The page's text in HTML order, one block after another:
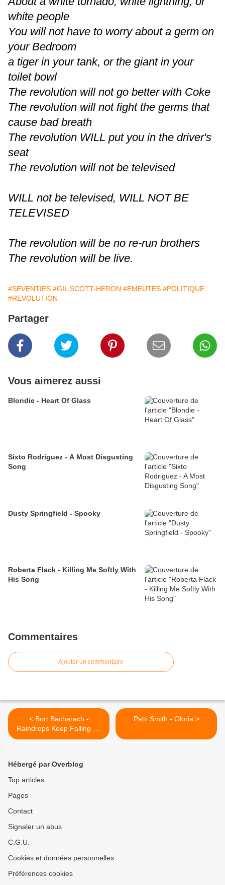
white people
You will not have to worry about a germ on
your Bedroom
a tiger in your tank, or the giant in your
toilet bowl
The revolution will not go better with Coke
The revolution will not fight the germs that
cause bad breath
The revolution WILL put you in the driver's
seat
The revolution will not be televised
WILL not be televised, WILL NOT BE
TELEVISED
The revolution will be no re-run brothers
The revolution will be live.
#SEVENTIES #GIL SCOTT-HERON #EMEUTES #POLITIQUE
#REVOLUTION
Partager
Vous aimerez aussi
Blondie - Heart Of Glass
Sixto Rodriguez - A Most Disgusting
Song
Dusty Springfield - Spooky
Roberta Flack - Killing Me Softly With
His Song
Commentaires
Ajouter un commentaire
< Burt Bacharach -
Raindrops Keep Falling on
My Head
Patti Smith - Gloria >
Hébergé par Overblog
Top articles
Pages
Contact
Signaler un abus
C.G.U.
Cookies et données personnelles
Préférences cookies